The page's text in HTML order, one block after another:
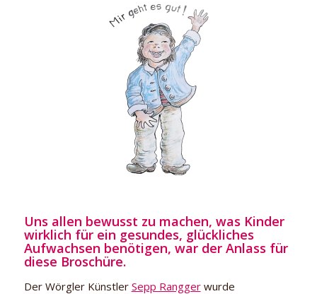
Mir geht es
gut!
Uns allen bewusst zu machen, was Kinder
wirklich für ein gesundes, glückliches
Aufwachsen benötigen, war der Anlass für
diese Broschüre.
Der Wörgler Künstler Sepp Ranggerwurde